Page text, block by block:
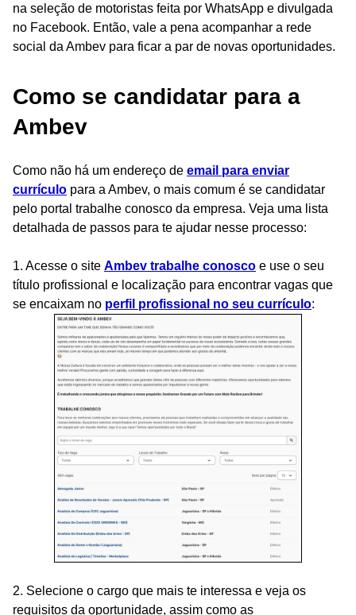
na seleção de motoristas feita por WhatsApp e divulgada
no Facebook. Então, vale a pena acompanhar a rede
social da Ambev para ficar a par de novas oportunidades.
Como se candidatar para a
Ambev
Como não há um endereço de email para enviar
currículo para a Ambev, o mais comum é se candidatar
pelo portal trabalhe conosco da empresa. Veja uma lista
detalhada de passos para te ajudar nesse processo:
1. Acesse o site Ambev trabalhe conosco e use o seu
título profissional e localização para encontrar vagas que
se encaixam no perfil profissional no seu currículo:
2. Selecione o cargo que mais te interessa e veja os
requisitos da oportunidade, assim como as